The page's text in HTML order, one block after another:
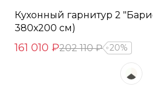
Кухонный гарнитур 2
380х200 см)
161 010 ₽202 110 ₽ 20%